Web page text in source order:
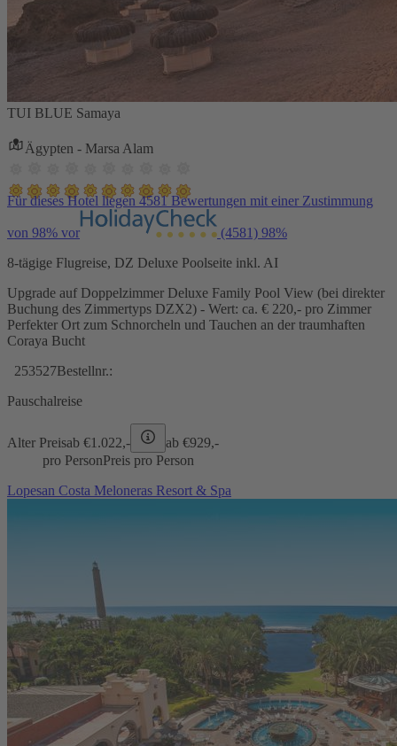
TUI BLUE Samaya
Ägypten - Marsa Alam
Für dieses Hotel liegen 4581 Bewertungen mit einer Zustimmung
von 98% vor (4581) 98%
8-tägige Flugreise, DZ Deluxe Poolseite inkl. AI
Upgrade auf Doppelzimmer Deluxe Family Pool View (bei direkter
Buchung des Zimmertyps DZX2) - Wert: ca. € 220,- pro Zimmer
Perfekter Ort zum Schnorcheln und Tauchen an der traumhaften
Coraya Bucht
253527Bestellnr.:
Pauschalreise
Alter Preisab €1.022,- ab €929,-
pro PersonPreis pro Person
Lopesan Costa Meloneras Resort & Spa